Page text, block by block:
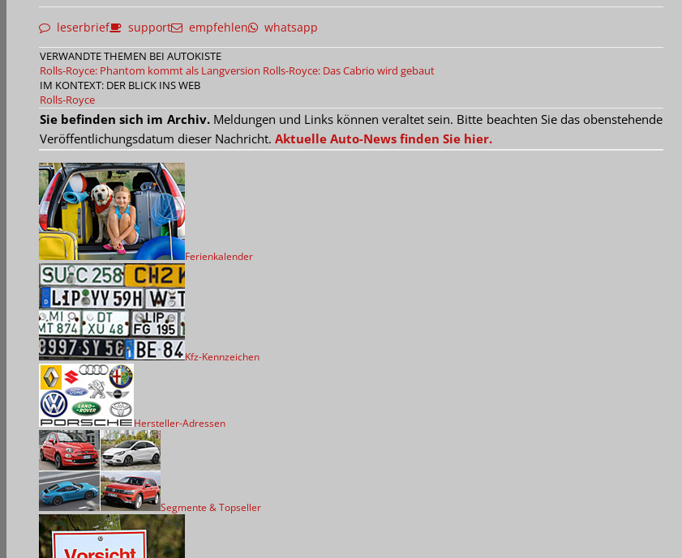
leserbrief support empfehlen whatsapp
VERWANDTE THEMEN BEI AUTOKISTE
Rolls-Royce: Phantom kommt als Langversion Rolls-Royce: Das Cabrio wird gebaut
IM KONTEXT: DER BLICK INS WEB
Rolls-Royce
Sie befinden sich im Archiv.Meldungen und Links können veraltet sein. Bitte beachten Sie das obenstehende
Veröffentlichungsdatum dieser Nachricht. Aktuelle Auto-News finden Sie hier.
Ferienkalender
Kfz-Kennzeichen
Hersteller-Adressen
Segmente & Topseller